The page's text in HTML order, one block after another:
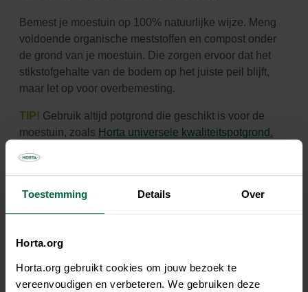
Toestemming Details Over
Horta.org
Horta.org gebruikt cookies om jouw bezoek te
vereenvoudigen en verbeteren. We gebruiken deze
Bemest je moestuin op 100% natuurlijke wijze. Meng
voldoende organische meststoffen en compost onder
de grond van je moestuin. Die zorgen ervoor dat het
stikstofgehalte van de bodem op het juiste peil blijft,
maar let op voor overbemesting.
TIP! Gebruik altijd potgrond die geschikt is voor de
moestuin, zoals Horta universele kwaliteitspotgrond.